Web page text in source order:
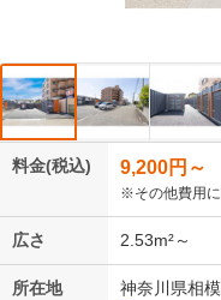
料金(税込) 9,200円～
※その他費用に
広さ 2.53m²～
所在地 神奈川県相